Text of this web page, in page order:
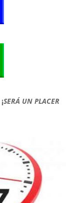
¡SERÁ UN PLACER